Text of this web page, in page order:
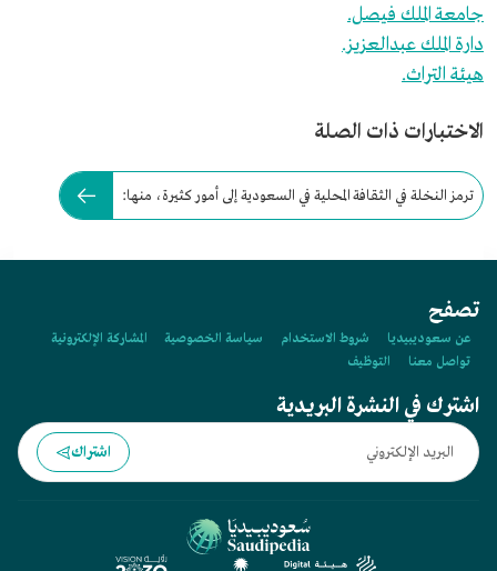
جامعة الملك فيصل.
دارة الملك عبدالعزيز.
هيئة التراث.
الاختبارات ذات الصلة
ترمز النخلة في الثقافة المحلية في السعودية إلى أمور كثيرة، منها:
تصفح
عن سعوديبيديا شروط الاستخدام سياسة الخصوصية
المشاركة الإلكترونية
تواصل معنا
التوظيف
اشترك في النشرة البريدية
اشتراك